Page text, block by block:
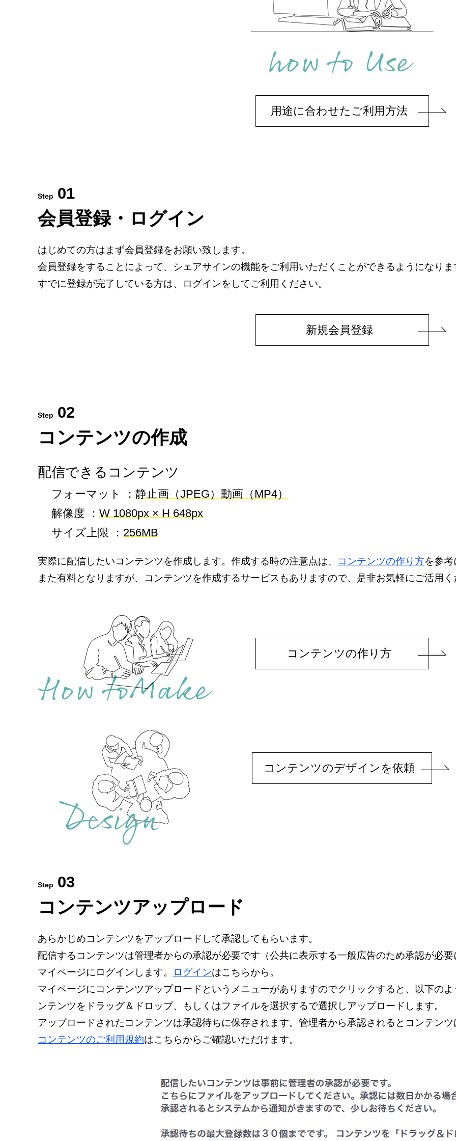
用途に合わせたご利用方法
Step 01
会員登録・ログイン
はじめての方はまず会員登録をお願い致します。
会員登録をすることによって、シェアサインの機能をご利用いただくことができるようになりま
すでに登録が完了している方は、ログインをしてご利用ください。
新規会員登録
Step 02
コンテンツの作成
配信できるコンテンツ
フォーマット ： 静止画（JPEG）動画（MP4）
解像度 ： W 1080px × H 648px
サイズ上限 ： 256MB
実際に配信したいコンテンツを作成します。作成する時の注意点は、 コンテンツの作り方を参
また有料となりますが、コンテンツを作成するサービスもありますので、是非お気軽にご活用
コンテンツの作り方
コンテンツのデザインを依頼
Step 03
コンテンツアップロード
あらかじめコンテンツをアップロードして承認してもらいます。
配信するコンテンツは管理者からの承認が必要です（公共に表示する一般広告のため承認が必
マイページにログインします。
ログインはこちらから。
マイページにコンテンツアップロードというメニューがありますのでクリックすると、以下の
ンテンツをドラッグ＆ドロップ、もしくはファイルを選択するで選択しアップロードします。
アップロードされたコンテンツは承認待ちに保存されます。管理者から承認されるとコンテン
コンテンツのご利用規約はこちらからご確認いただけます。